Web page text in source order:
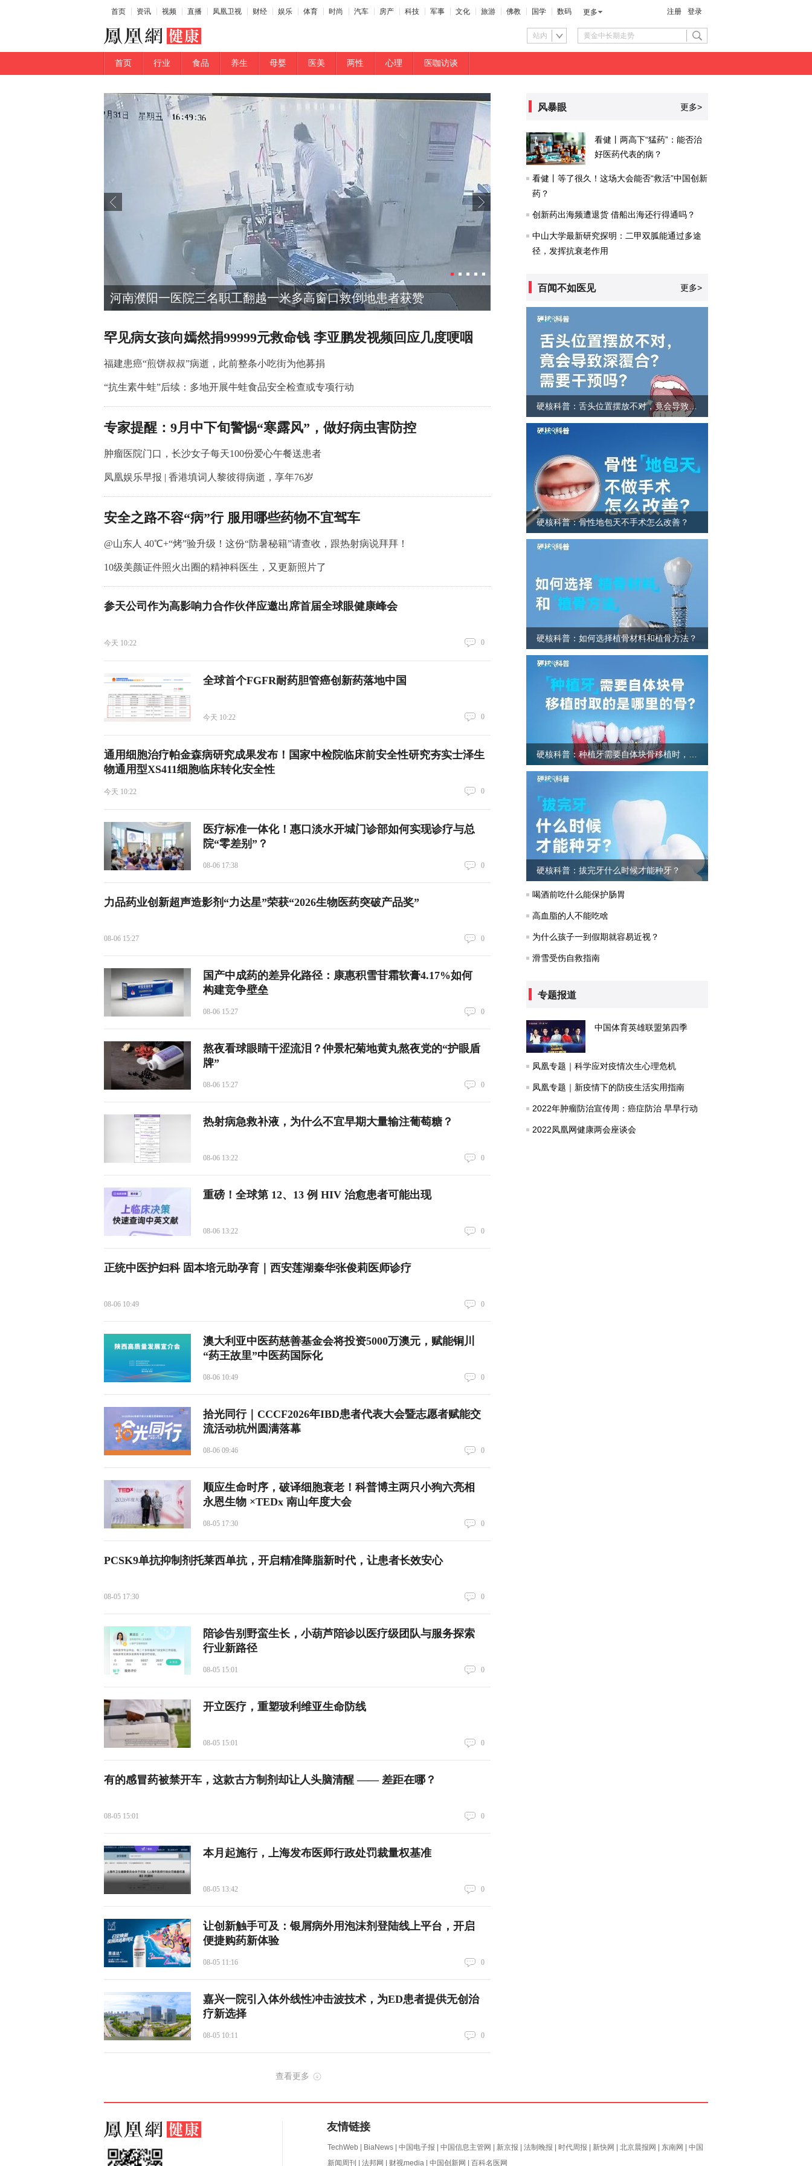
首页 资讯 视频 直播 凤凰卫视 财经 娱乐 体育 时尚 汽车 房产 科技 军事 文化 旅游 佛教 国学 数码 更多 注册 登录
站内
首页 行业 食品 养生 母婴 医美 两性 心理 医咖访谈
河南濮阳一医院三名职工翻越一米多高窗口救倒地患者获赞
罕见病女孩向嫣然捐99999元救命钱 李亚鹏发视频回应几度哽咽
福建患癌“煎饼叔叔”病逝，此前整条小吃街为他募捐
“抗生素牛蛙”后续：多地开展牛蛙食品安全检查或专项行动
专家提醒：9月中下旬警惕“寒露风”，做好病虫害防控
肿瘤医院门口，长沙女子每天100份爱心午餐送患者
凤凰娱乐早报 | 香港填词人黎彼得病逝，享年76岁
安全之路不容“病”行 服用哪些药物不宜驾车
@山东人 40℃+“烤”验升级！这份“防暑秘籍”请查收，跟热射病说拜拜！
10级美颜证件照火出圈的精神科医生，又更新照片了
参天公司作为高影响力合作伙伴应邀出席首届全球眼健康峰会
今天 10:22 0
全球首个FGFR耐药胆管癌创新药落地中国
今天 10:22 0
通用细胞治疗帕金森病研究成果发布！国家中检院临床前安全性研究夯实士泽生
物通用型XS411细胞临床转化安全性
今天 10:22 0
医疗标准一体化！惠口淡水开城门诊部如何实现诊疗与总
院“零差别”？
08-06 17:38 0
力品药业创新超声造影剂“力达星”荣获“2026生物医药突破产品奖”
08-06 15:27 0
国产中成药的差异化路径：康惠积雪苷霜软膏4.17%如何
构建竞争壁垒
08-06 15:27 0
熬夜看球眼睛干涩流泪？仲景杞菊地黄丸熬夜党的“护眼盾
牌”
08-06 15:27 0
热射病急救补液，为什么不宜早期大量输注葡萄糖？
08-06 13:22 0
重磅！全球第 12、13 例 HIV 治愈患者可能出现
08-06 13:22 0
正统中医护妇科 固本培元助孕育｜西安莲湖秦华张俊莉医师诊疗
08-06 10:49 0
澳大利亚中医药慈善基金会将投资5000万澳元，赋能铜川
“药王故里”中医药国际化
08-06 10:49 0
拾光同行｜CCCF2026年IBD患者代表大会暨志愿者赋能交
流活动杭州圆满落幕
08-06 09:46 0
顺应生命时序，破译细胞衰老！科普博主两只小狗六亮相
永恩生物 ×TEDx 南山年度大会
08-05 17:30 0
PCSK9单抗抑制剂托莱西单抗，开启精准降脂新时代，让患者长效安心
08-05 17:30 0
陪诊告别野蛮生长，小葫芦陪诊以医疗级团队与服务探索
行业新路径
08-05 15:01 0
开立医疗，重塑玻利维亚生命防线
08-05 15:01 0
有的感冒药被禁开车，这款古方制剂却让人头脑清醒 —— 差距在哪？
08-05 15:01 0
本月起施行，上海发布医师行政处罚裁量权基准
08-05 13:42 0
让创新触手可及：银屑病外用泡沫剂登陆线上平台，开启
便捷购药新体验
08-05 11:16 0
嘉兴一院引入体外线性冲击波技术，为ED患者提供无创治
疗新选择
08-05 10:11 0
查看更多
风暴眼 更多>
看健丨两高下“猛药”：能否治
好医药代表的病？
看健丨等了很久！这场大会能否“救活”中国创新
药？
创新药出海频遭退货 借船出海还行得通吗？
中山大学最新研究探明：二甲双胍能通过多途
径，发挥抗衰老作用
百闻不如医见 更多>
硬核科普：舌头位置摆放不对，竟会导致深覆合？需要干预吗？
硬核科普：骨性地包天不手术怎么改善？
硬核科普：如何选择植骨材料和植骨方法？
硬核科普：拔完牙什么时候才能种牙？
喝酒前吃什么能保护肠胃
高血脂的人不能吃啥
为什么孩子一到假期就容易近视？
滑雪受伤自救指南
专题报道
中国体育英雄联盟第四季
凤凰专题｜科学应对疫情次生心理危机
凤凰专题｜新疫情下的防疫生活实用指南
2022年肿瘤防治宣传周：癌症防治 早早行动
2022凤凰网健康两会座谈会
友情链接
TechWeb BiaNews 中国电子报 中国信息主管网 新京报 法制晚报 时代周报 新快网 北京晨报网 东南网
中国
新闻周刊
法邦网 财视media 中国创新网 百科名医网